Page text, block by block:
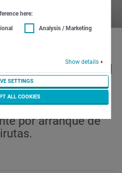
here:
Analysis / Marketing
Show details
SETTINGS
ALL COOKIES
universal
nivel.
para mecanizado
por arranque de